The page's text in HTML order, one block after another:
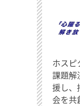
ホスピ
課題解
援し、
会を共